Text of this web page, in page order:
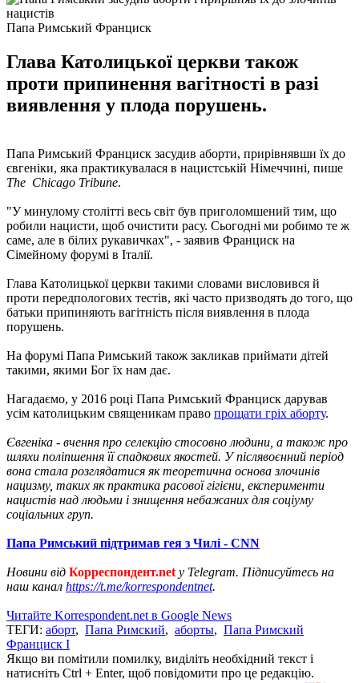
Папа Римський Франциск
Глава Католицької церкви також
проти припинення вагітності в разі
виявлення у плода порушень.
Папа Римський Франциск засудив аборти, прирівнявши їх до
євгеніки, яка практикувалася в нацистській Німеччині, пише
The Chicago Tribune.
"У минулому столітті весь світ був приголомшений тим, що
робили нацисти, щоб очистити расу. Сьогодні ми робимо те ж
саме, але в білих рукавичках", - заявив Франциск на
Сімейному форумі в Італії.
Глава Католицької церкви такими словами висловився й
проти передпологових тестів, які часто призводять до того, що
батьки припиняють вагітність після виявлення в плода
порушень.
На форумі Папа Римський також закликав приймати дітей
такими, якими Бог їх нам дає.
Нагадаємо, у 2016 році Папа Римський Франциск дарував
усім католицьким священикам право прощати гріх аборту.
Євгеніка - вчення про селекцію стосовно людини, а також про
шляхи поліпшення її спадкових якостей. У післявоєнний період
вона стала розглядатися як теоретична основа злочинів
нацизму, таких як практика расової гігієни, експерименти
нацистів над людьми і знищення небажаних для соціуму
соціальних груп.
Папа Римський підтримав гея з Чилі - CNN
Новини від Корреспондент.net у Telegram. Підписуйтесь на
наш канал https://t.me/korrespondentnet.
Читайте Korrespondent.net в Google News
ТЕГИ: аборт, Папа Римский, аборты, Папа Римский
Франциск I
Якщо ви помітили помилку, виділіть необхідний текст і
натисніть Ctrl + Enter, щоб повідомити про це редакцію.